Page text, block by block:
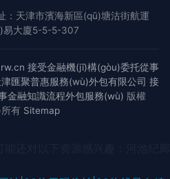
：天津市濱海新區(qū)塘沽街航運
易大廈5-5-5-307
接受金融機(jī)構(gòu)委托從事
津匯聚普惠服務(wù)外包有限公司 接
金融知識流程外包服務(wù) 版權
有 Sitemap